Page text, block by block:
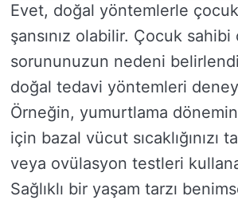
Evet, doğal yöntemlerle
şansınız olabilir. Çocuk sahibi
sorununuzun nedeni
doğal tedavi yöntemleri
Örneğin, yumurtlama
için bazal vücut sıcaklığınızı
veya ovülasyon testleri
Sağlıklı bir yaşam tarzı